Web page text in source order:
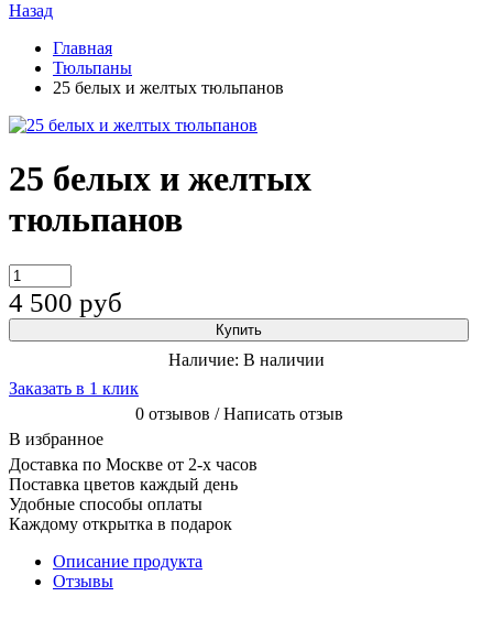
Назад
Главная
Тюльпаны
25 белых и желтых тюльпанов
25 белых и желтых
тюльпанов
4 500 руб
Купить
Наличие: В наличии
Заказать в 1 клик
0 отзывов / Написать отзыв
В избранное
Доставка по Москве от 2-х часов
Поставка цветов каждый день
Удобные способы оплаты
Каждому открытка в подарок
Описание продукта
Отзывы